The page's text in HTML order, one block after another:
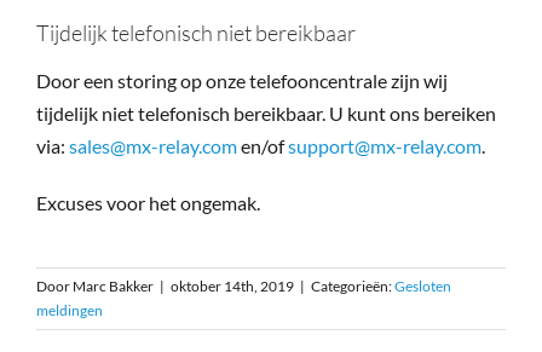
Email Protectie
Monitor365
Prijzen
30-Dagen Gratis
Tijdelijk telefonisch niet bereikbaar
Door een storing op onze telefooncentrale zijn wij
tijdelijk niet telefonisch bereikbaar. U kunt ons bereiken
via: sales@mx-relay.comen/ofsupport@mx-relay.com.
Excuses voor het ongemak.
Door Marc Bakker | oktober 14th, 2019 | Categorieën:Gesloten
meldingen